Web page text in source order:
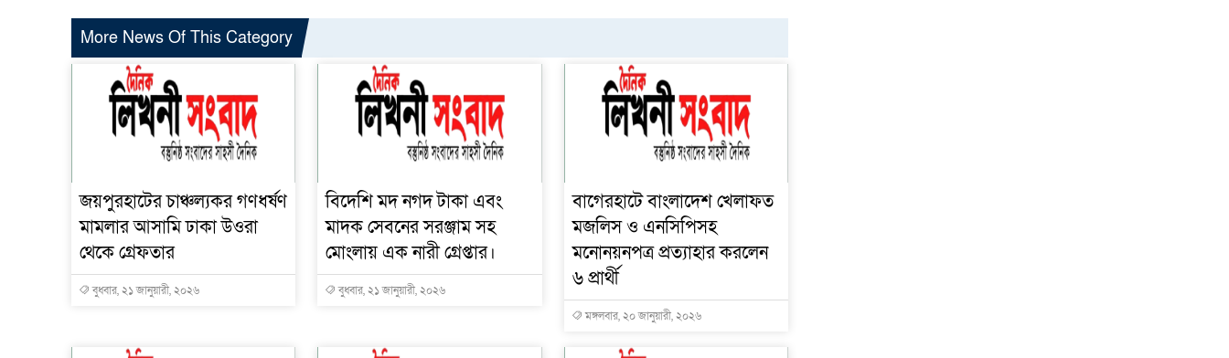
More News Of This Category
জয়পুরহাটের চাঞ্চল্যকর গণধর্ষণ
মামলার আসামি ঢাকা উওরা
থেকে গ্রেফতার
বুধবার, ২১ জানুয়ারী, ২০২৬
বিদেশি মদ নগদ টাকা এবং
মাদক সেবনের সরঞ্জাম সহ
মোংলায় এক নারী গ্রেপ্তার।
বুধবার, ২১ জানুয়ারী, ২০২৬
বাগেরহাটে বাংলাদেশ খেলাফত
মজলিস ও এনসিপিসহ
মনোনয়নপত্র প্রত্যাহার করলেন
৬ প্রার্থী
মঙ্গলবার, ২০ জানুয়ারী, ২০২৬